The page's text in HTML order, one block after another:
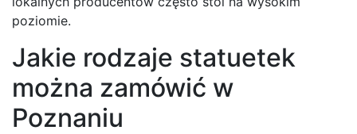
poziomie.
Jakie rodzaje statuetek
można zamówić w
Poznaniu